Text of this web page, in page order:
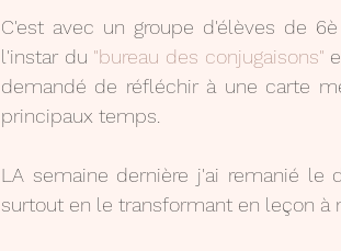
C'est avec un groupe d'élèves de
l'instar du "bureau des conjugaisons"
demandé de réfléchir à une carte
principaux temps.
LA semaine dernière j'ai remanié
surtout en le transformant en leçon à